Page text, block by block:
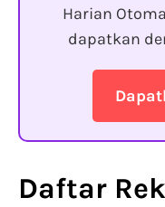
Harian
dapatkan
Daftar